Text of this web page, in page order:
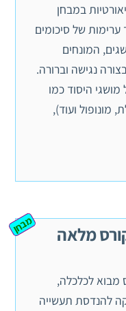
במבחן
של סיכומים
המונחים
נגישה וברורה.
היסוד כמו
מונופול ועוד),
מלאה
מבחן
מבוא לכלכלה,
להנדסת תעשייה